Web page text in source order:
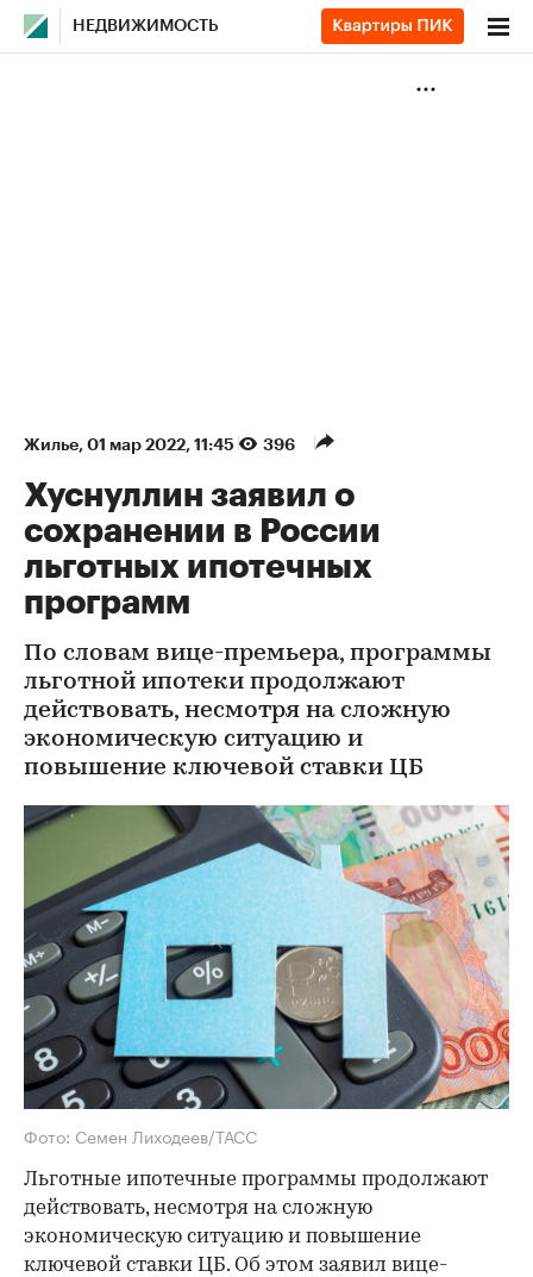
НЕДВИЖИМОСТЬ
Жилье⁠, 01 мар 2022, 11:45 396
Хуснуллин заявил о
сохранении в России
льготных ипотечных
программ
По словам вице-премьера, программы
льготной ипотеки продолжают
действовать, несмотря на сложную
экономическую ситуацию и
повышение ключевой ставки ЦБ
Фото: Семен Лиходеев/ТАСС
Льготные ипотечные программы продолжают
действовать, несмотря на сложную
экономическую ситуацию и повышение
ключевой ставки ЦБ. Об этом заявил вице-